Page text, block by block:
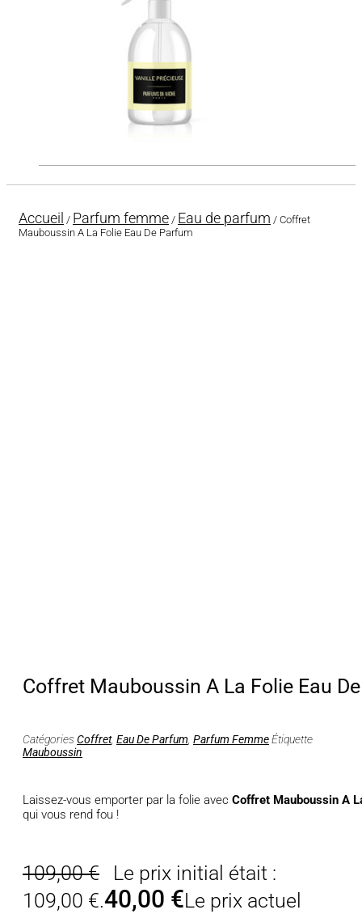
Accueil / Parfum femme / Eau de parfum / Coffret
Mauboussin A La Folie Eau De Parfum
Coffret Mauboussin A La Folie Eau
CatégoriesCoffret, Eau De Parfum Parfum FemmeÉtiquette
Mauboussin
Laissez-vous emporter par la folie avec Coffret Mauboussin A
qui vous rend fou !
109,00€
Le prix initial était :
109,00 €.40,00 €Le prix actuel